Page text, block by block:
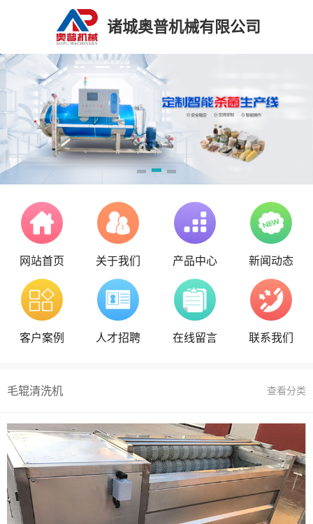
诸城奥普机械有限公司
网站首页 关于我们 产品中心 新闻动态
客户案例 人才招聘 在线留言 联系我们
毛辊清洗机 查看分类